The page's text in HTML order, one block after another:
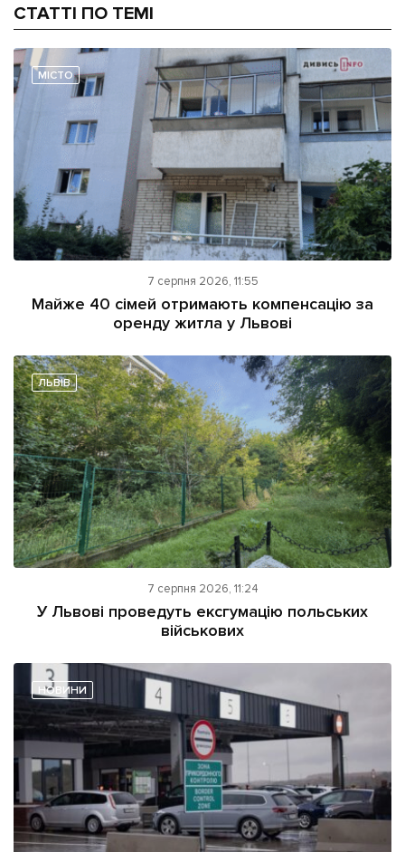
СТАТТІ ПО ТЕМІ
МІСТО
7 серпня 2026, 11:55
Майже 40 сімей отримають компенсацію за
оренду житла у Львові
ЛЬВІВ
7 серпня 2026, 11:24
У Львові проведуть ексгумацію польських
військових
НОВИНИ